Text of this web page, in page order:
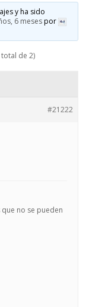
y ha sido
6 mesespor
de 2)
#21222
no se pueden